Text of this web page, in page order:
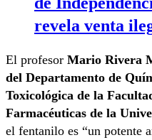
revela venta
El profesor Mario Rivera
del Departamento de
Toxicológica de la
Farmacéuticas de la
el fentanilo es “un potente